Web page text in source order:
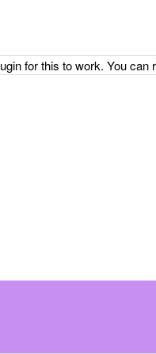
for this to work. You